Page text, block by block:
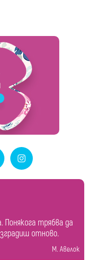
трябва да
отново.
М. Авелок